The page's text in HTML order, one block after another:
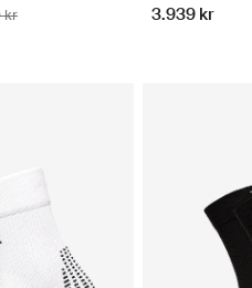
kr 3.939 kr